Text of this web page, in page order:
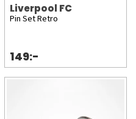
Liverpool FC
Pin Set Retro
149:-